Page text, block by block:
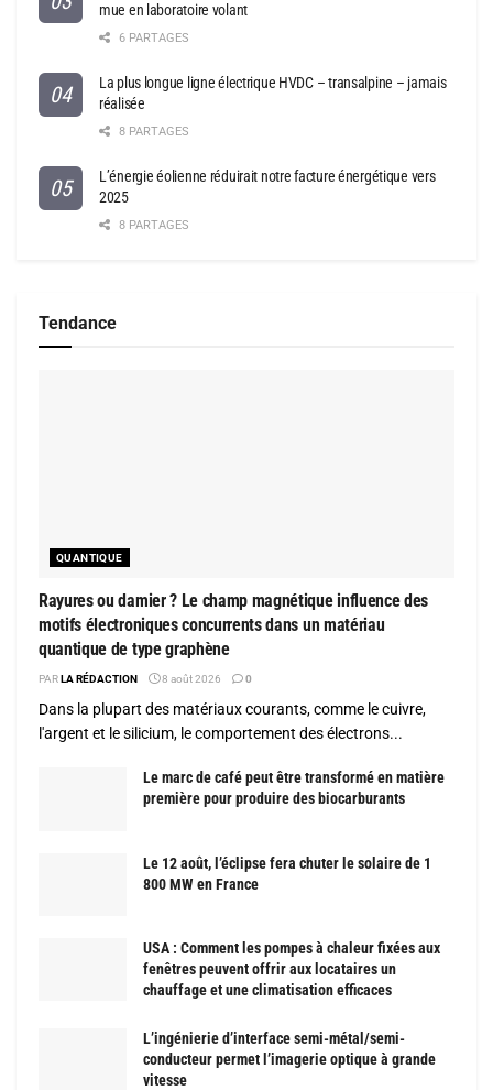
mue en laboratoire volant
6 PARTAGES
La plus longue ligne électrique HVDC – transalpine – jamais
réalisée
8 PARTAGES
L’énergie éolienne réduirait notre facture énergétique vers
2025
8 PARTAGES
Tendance
QUANTIQUE
Rayures ou damier ? Le champ magnétique influence des
motifs électroniques concurrents dans un matériau
quantique de type graphène
PAR LA RÉDACTION 8 août 2026 0
Dans la plupart des matériaux courants, comme le cuivre,
l'argent et le silicium, le comportement des électrons...
Le marc de café peut être transformé en matière
première pour produire des biocarburants
Le 12 août, l’éclipse fera chuter le solaire de 1
800 MW en France
USA : Comment les pompes à chaleur fixées aux
fenêtres peuvent offrir aux locataires un
chauffage et une climatisation efficaces
L’ingénierie d’interface semi-métal/semi-
conducteur permet l’imagerie optique à grande
vitesse